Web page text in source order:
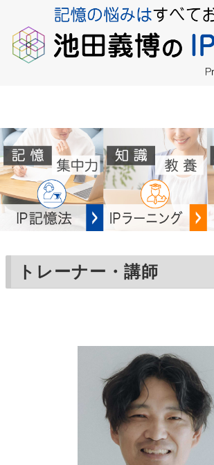
トレーナー・講師